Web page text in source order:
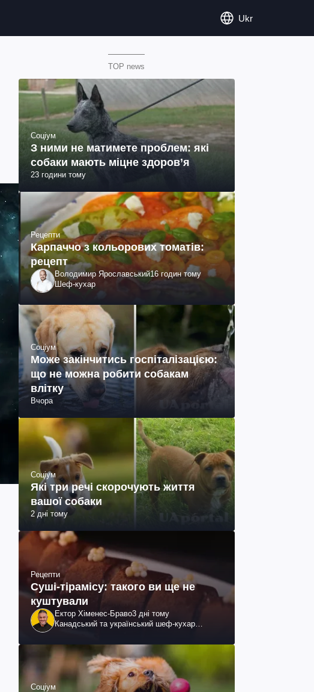
Ukr
TOP news
Соціум
З ними не матимете проблем: які
собаки мають міцне здоров’я
23 години тому
Рецепти
Карпаччо з кольорових томатів:
рецепт
Володимир Ярославський16 годин тому
Шеф-кухар
Соціум
Може закінчитись госпіталізацією:
що не можна робити собакам
влітку
Вчора
Соціум
Які три речі скорочують життя
вашої собаки
2 дні тому
Рецепти
Суші-тірамісу: такого ви ще не
куштували
Ектор Хіменес-Браво3 дні тому
Канадський та український шеф-кухар
телеведучий
Соціум